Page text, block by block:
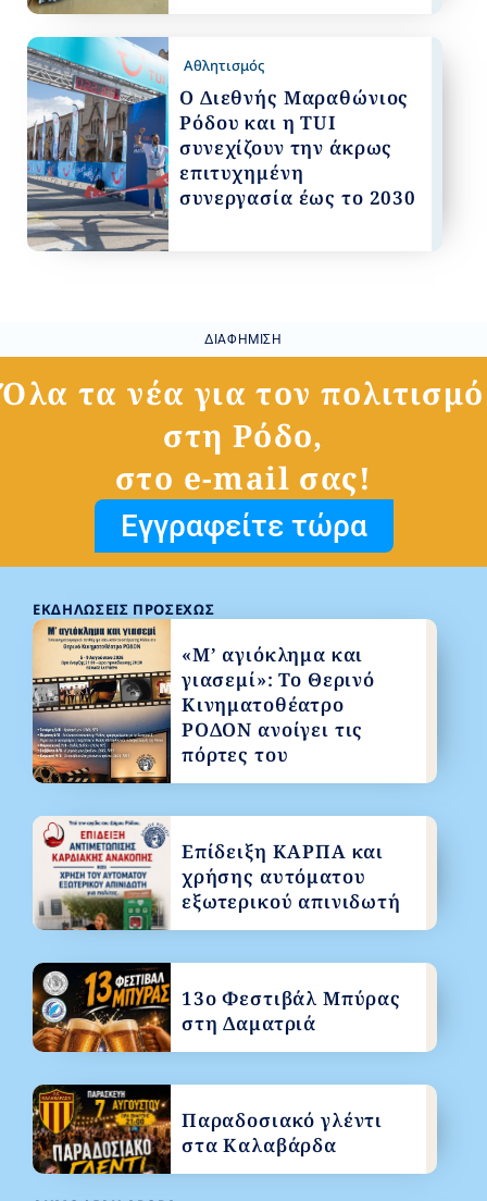
Αθλητισμός
Ο Διεθνής Μαραθώνιος
Ρόδου και η TUI
συνεχίζουν την άκρως
επιτυχημένη
συνεργασία έως το 2030
ΔΙΑΦΉΜΙΣΗ
Όλα τα νέα για τον πολιτισμό
στη Ρόδο,
στο e-mail σας!
Εγγραφείτε τώρα
ΕΚΔΗΛΏΣΕΙΣ ΠΡΟΣΕΧΏΣ
«Μ’ αγιόκλημα και
γιασεμί»: Το Θερινό
Κινηματοθέατρο
ΡΟΔΟΝ ανοίγει τις
πόρτες του
Επίδειξη ΚΑΡΠΑ και
χρήσης αυτόματου
εξωτερικού απινιδωτή
13ο Φεστιβάλ Μπύρας
στη Δαματριά
Παραδοσιακό γλέντι
στα Καλαβάρδα